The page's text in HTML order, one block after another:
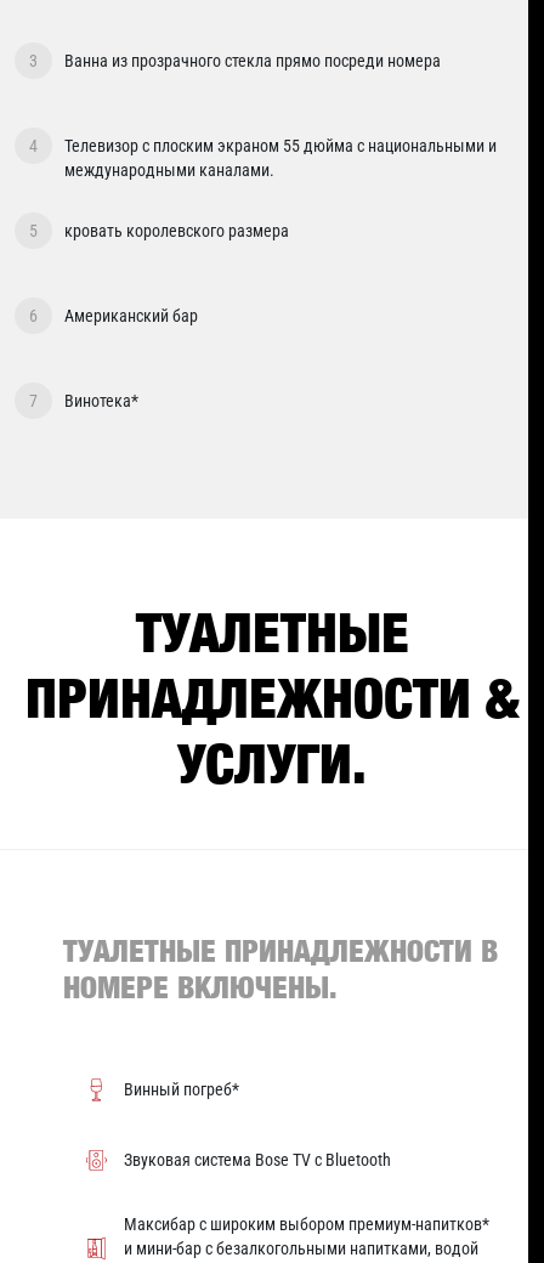
3 Ванна из прозрачного стекла прямо посреди номера
4
Телевизор с плоским экраном 55 дюйма с национальными и
международными каналами.
5 кровать королевского размера
6 Американский бар
7 Винотека*
ТУАЛЕТНЫЕ
ПРИНАДЛЕЖНОСТИ &
УСЛУГИ.
ТУАЛЕТНЫЕ ПРИНАДЛЕЖНОСТИ В
НОМЕРЕ ВКЛЮЧЕНЫ.
Винный погреб*
Звуковая система Bose TV с Bluetooth
Максибар с широким выбором премиум-напитков*
и мини-бар с безалкогольными напитками, водой